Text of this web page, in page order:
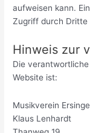
aufweisen kann.
Zugriff durch Dritte
Hinweis zur
Die
Website ist:
Musikverein
Klaus Lenhardt